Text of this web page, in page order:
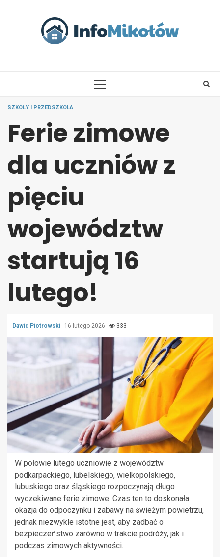
PRIMARY
SZKOŁY I PRZEDSZKOLA
Ferie zimowe
dla uczniów z
pięciu
województw
startują 16
lutego!
Dawid Piotrowski 16 lutego 2026 333
W połowie lutego uczniowie z województw
podkarpackiego, lubelskiego, wielkopolskiego,
lubuskiego oraz śląskiego rozpoczynają długo
wyczekiwane ferie zimowe. Czas ten to doskonała
okazja do odpoczynku i zabawy na świeżym powietrzu,
jednak niezwykle istotne jest, aby zadbać o
bezpieczeństwo zarówno w trakcie podróży, jak i
podczas zimowych aktywności.